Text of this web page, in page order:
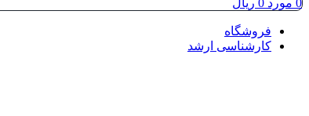
0 مورد 0 ریال
فروشگاه
کارشناسی ارشد